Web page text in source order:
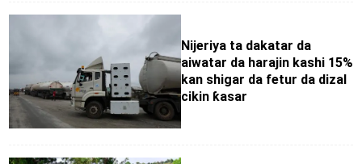
Nijeriya ta dakatar da
aiwatar da harajin kashi 15%
kan shigar da fetur da dizal
cikin ƙasar